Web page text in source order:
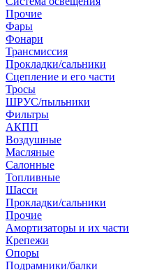
Прочие
Фары
Фонари
Трансмиссия
Прокладки/сальники
Сцепление и его части
Тросы
ШРУС/пыльники
Фильтры
АКПП
Воздушные
Масляные
Салонные
Топливные
Шасси
Прокладки/сальники
Прочие
Амортизаторы и их части
Крепежи
Опоры
Подрамники/балки